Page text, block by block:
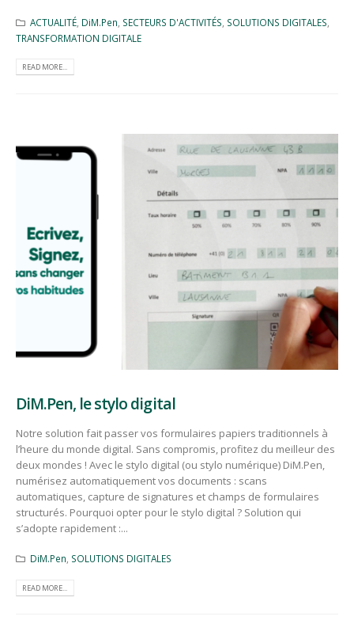
ACTUALITÉ, DiM.Pen SECTEURS D'ACTIVITÉS SOLUTIONS DIGITALES
TRANSFORMATION DIGITALE
READ MORE...
DiM.Pen, le stylo digital
Notre solution fait passer vos formulaires papiers traditionnels à
l’heure du monde digital. Sans compromis, profitez du meilleur des
deux mondes ! Avec le stylo digital (ou stylo numérique) DiM.Pen,
numérisez automatiquement vos documents : scans
automatiques, capture de signatures et champs de formulaires
structurés. Pourquoi opter pour le stylo digital ? Solution qui
s’adopte rapidement :...
DiM.Pen, SOLUTIONS DIGITALES
READ MORE...